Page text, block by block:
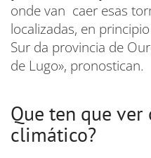
onde van caer esas
localizadas, en
Sur da provincia de
de Lugo», pronostican.
Que ten que ver
climático?